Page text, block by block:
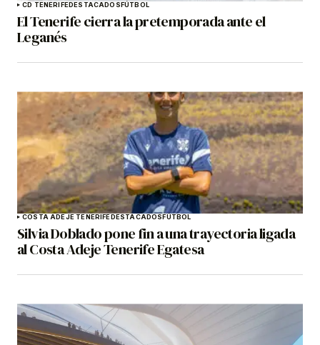
CD TENERIFEDESTACADOS FÚTBOL
El Tenerife cierra la pretemporada ante el
Leganés
COSTA ADEJE TENERIFE DESTACADOS FÚTBOL
Silvia Doblado pone fin a una trayectoria ligada
al Costa Adeje Tenerife Egatesa